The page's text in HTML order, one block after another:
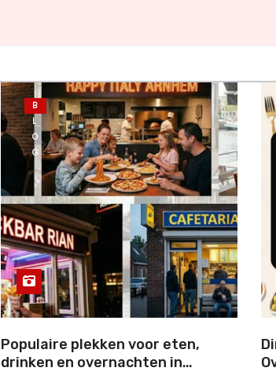
B
L
O
G
Populaire plekken voor eten,
drinken en overnachten in